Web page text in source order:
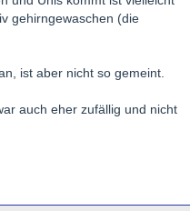
gehirngewaschen (die
ist aber nicht so gemeint.
auch eher zufällig und nicht